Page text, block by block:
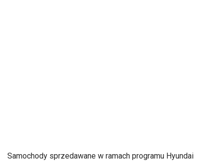
Samochody sprzedawane w ramach programu Hyundai